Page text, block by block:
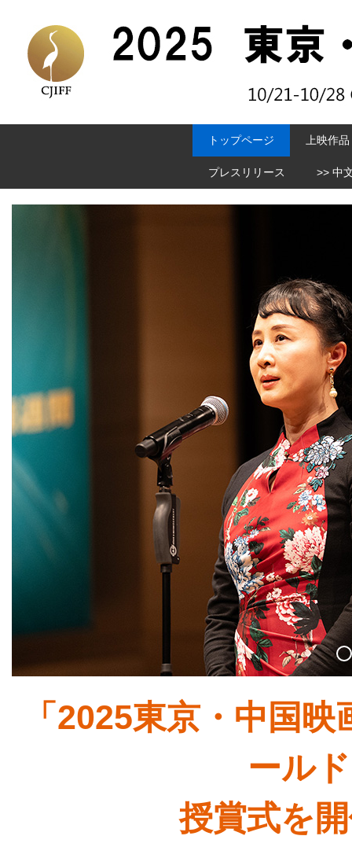
トップページ 上映作品
プレスリリース >> 中
「2025東京・中国
ール
授賞式を